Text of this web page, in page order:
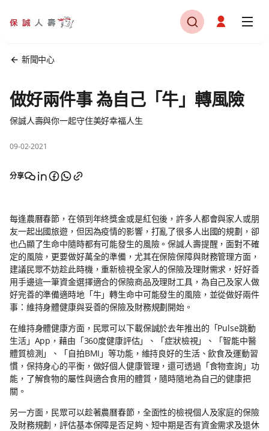
新聞中心
做好兩件事 為自己「牛」轉風險
保誠人壽與你一起守住美好幸福人生
09-02-2021
分享
每逢農曆春節，在領到年終獎金或是紅包後，許多人都會與家人或朋
友一起出國旅遊，但因為疫情的影響，打亂了很多人出國的規劃，卻
也凸顯了生命中隨時都有可能發生的風險。保誠人壽提醒，面對不確
定的風險，更要做好萬全的準備，尤其在保險保障與財務管理方面，
建議民眾不妨趁此時機，重新檢視全家人的保險及理財需求，好好善
用手邊這一筆資金選擇適合的保險商品及理財工具，為自己及家人做
好完善的準備適時地「牛」轉生命中可能發生的風險，並從做好兩件
事：維持身體健康與妥善的保險及財務規劃開始。
在維持身體健康方面，民眾可以下載保誠於去年推出的「Pulse跳動
生活」App，藉由「360度健康評估」、「症狀檢視」、「智能中醫
體質檢測」、「自拍BMI」等功能，維持良好的生活、飲食及運動習
慣，保持身心的平衡，做好個人健康管理，還可透過「食物查詢」功
能，了解食物的屬性與適合食用的體質，隨時隨地為自己的健康把
關。
另一方面，民眾可以趁著農曆春節，全面性的檢視個人及家庭的保險
及財務規劃，評估基本保障是否足夠、短中期是否有資金需求及退休